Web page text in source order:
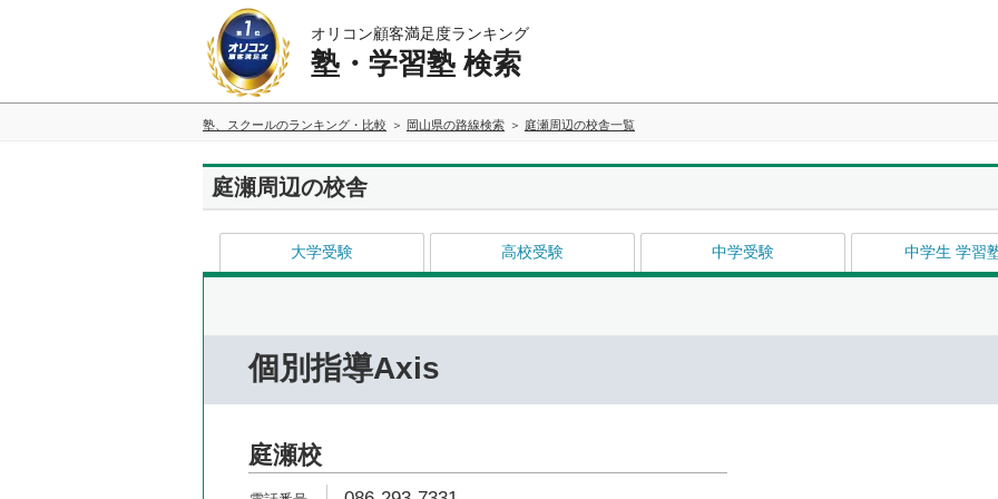
オリコン顧客満足度ランキング
塾・学習塾 検索
塾、スクールのランキング・比較 岡山県の路線検索 庭瀬周辺の校舎一覧
庭瀬周辺の校舎
大学受験 高校受験 中学受験 中学生 学習
個別指導Axis
庭瀬校